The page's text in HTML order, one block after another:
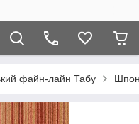
файн-лайн Табу